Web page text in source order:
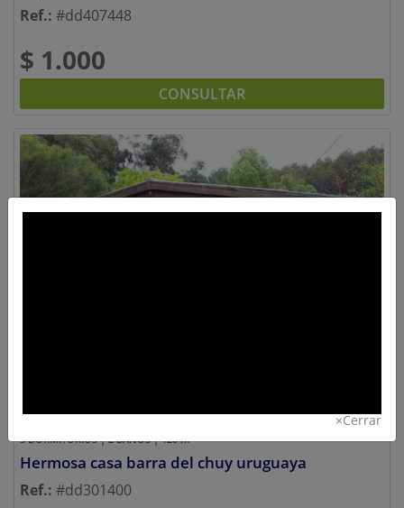
Ref.: #dd407448
$ 1.000
CONSULTAR
3 DORMITORIOS | 2 BAÑOS | 120m
Hermosa casa barra del chuy uruguaya
Ref.: #dd301400
×Cerrar